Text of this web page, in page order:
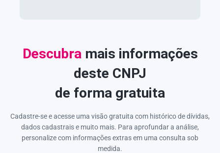
Descubra mais informações
deste CNPJ
de forma gratuita
Cadastre-se e acesse uma visão gratuita com histórico de dívidas,
dados cadastrais e muito mais. Para aprofundar a análise,
personalize com informações extras em uma consulta sob
medida.